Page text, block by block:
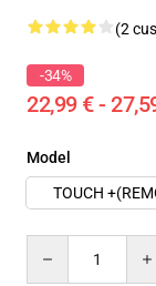
(2
-34%
22,99 € -
Model
TOUCH